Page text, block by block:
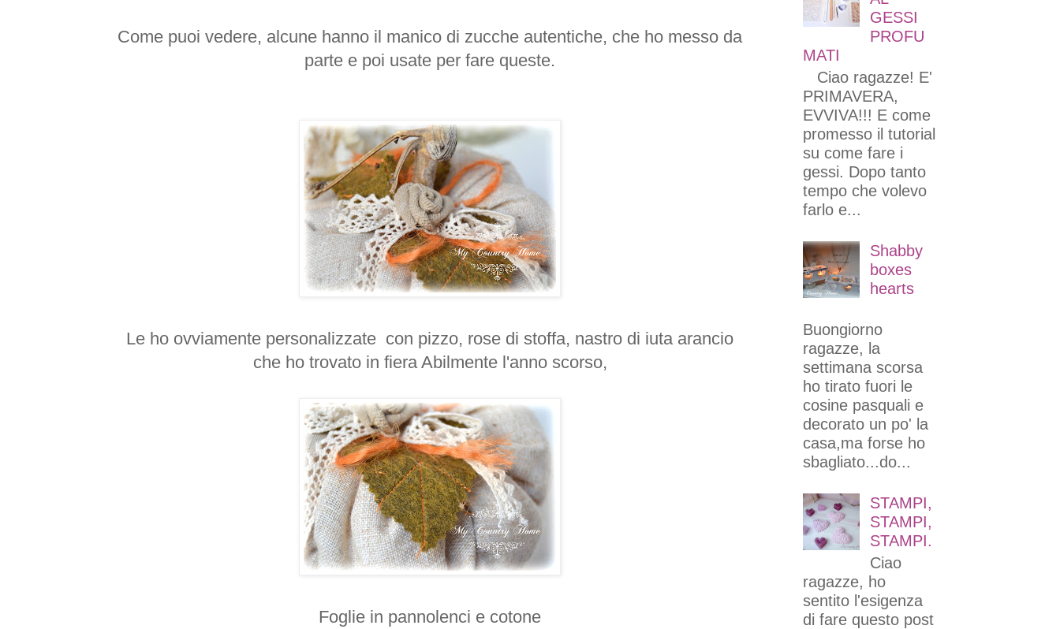
Come puoi vedere, alcune hanno il manico di zucche autentiche, che ho messo da
parte e poi usate per fare queste.
Le ho ovviamente personalizzate con pizzo, rose di stoffa, nastro di iuta arancio
che ho trovato in fiera Abilmente l'anno scorso,
Foglie in pannolenci e cotone
GESSI
PROFU
MATI
Ciao ragazze! E'
PRIMAVERA,
EVVIVA!!! E come
promesso il tutorial
su come fare i
gessi. Dopo tanto
tempo che volevo
farlo e...
Shabby
boxes
hearts
Buongiorno
ragazze, la
settimana scorsa
ho tirato fuori le
cosine pasquali e
decorato un po' la
casa,ma forse ho
sbagliato...do...
STAMPI,
STAMPI,
STAMPI.
Ciao
ragazze, ho
sentito l'esigenza
di fare questo post